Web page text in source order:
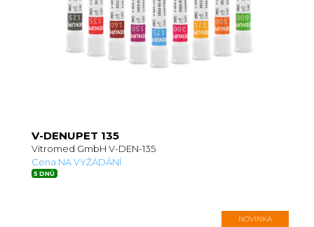
V-DENUPET 135
Vitromed GmbH V-DEN-135
Cena NA VYŽÁDÁNÍ
5 DNŮ
NOVINKA